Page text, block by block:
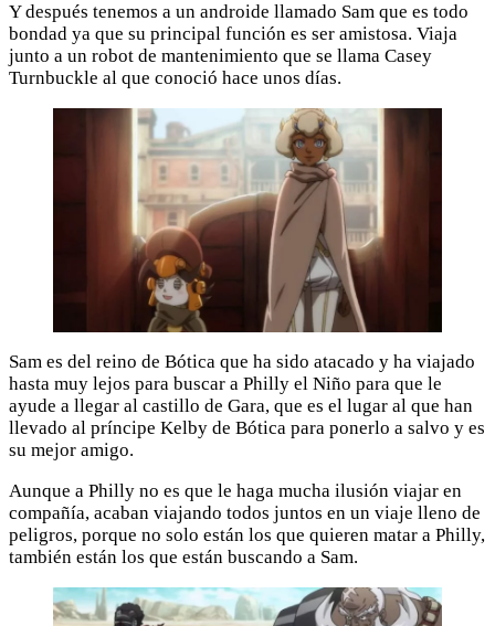
Y después tenemos a un androide llamado Sam que es todo
bondad ya que su principal función es ser amistosa. Viaja
junto a un robot de mantenimiento que se llama Casey
Turnbuckle al que conoció hace unos días.
Sam es del reino de Bótica que ha sido atacado y ha viajado
hasta muy lejos para buscar a Philly el Niño para que le
ayude a llegar al castillo de Gara, que es el lugar al que han
llevado al príncipe Kelby de Bótica para ponerlo a salvo y es
su mejor amigo.
Aunque a Philly no es que le haga mucha ilusión viajar en
compañía, acaban viajando todos juntos en un viaje lleno de
peligros, porque no solo están los que quieren matar a Philly,
también están los que están buscando a Sam.